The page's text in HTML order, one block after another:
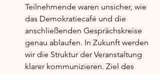
Teilnehmende waren unsicher, wie
das Demokratiecafé und die
anschließenden Gesprächskreise
genau ablaufen. In Zukunft werden
wir die Struktur der Veranstaltung
klarer kommunizieren. Ziel des